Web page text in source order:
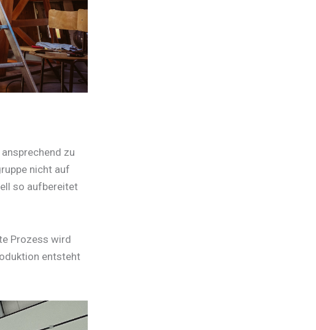
zu
nicht auf
so aufbereitet
Prozess wird
entsteht